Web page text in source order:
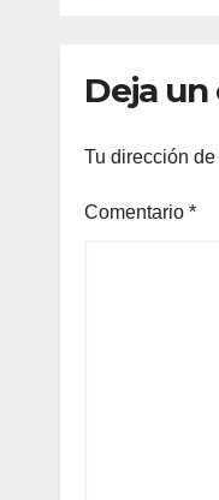
Deja
Tu dirección
Comentario *